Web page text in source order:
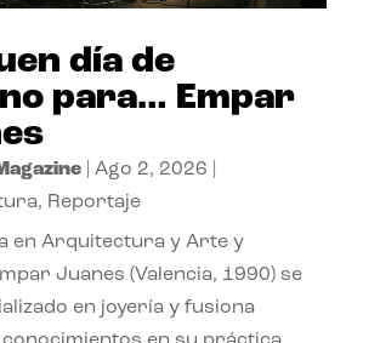
día de
para… Empar
| Ago 2, 2026
, Reportaje
en Arquitectura y Arte y
Juanes (Valencia, 1990) se
en joyería y fusiona